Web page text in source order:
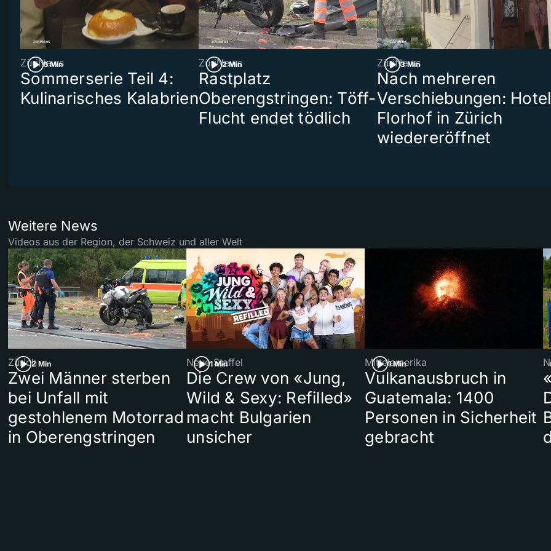
5 Min
ZüriNews
Sommerserie Teil 4:
Kulinarisches Kalabrien
2 Min
ZüriNews
Rastplatz
Oberengstringen: Töff-
Flucht endet tödlich
3 Min
ZüriNews
Nach mehreren
Verschiebungen: Hotel
Florhof in Zürich
wiedereröffnet
Weitere News
Videos aus der Region, der Schweiz und aller Welt
2 Min
Zürich
Zwei Männer sterben
bei Unfall mit
gestohlenem Motorrad
in Oberengstringen
1 Min
Neue Staffel
Die Crew von «Jung,
Wild & Sexy: Refilled»
macht Bulgarien
unsicher
1 Min
Mittelamerika
Vulkanausbruch in
Guatemala: 1400
Personen in Sicherheit
gebracht